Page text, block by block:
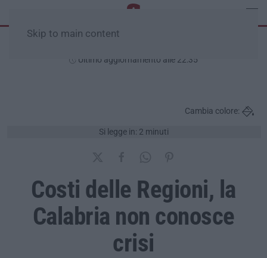
Skip to main content
Ultimo aggiornamento alle 22:35
Si legge in: 2 minuti
Cambia colore:
Costi delle Regioni, la
Calabria non conosce
crisi